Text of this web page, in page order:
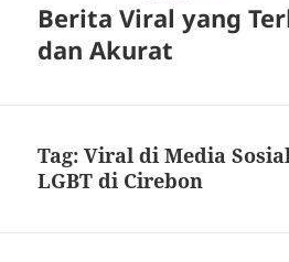
Berita Viral yang
dan Akurat
Tag:Viral di Media
LGBT di Cirebon